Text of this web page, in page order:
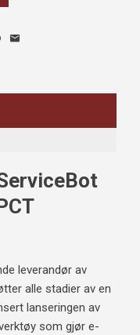
leverandør av
alle stadier av en
lanseringen av
som gjør e-